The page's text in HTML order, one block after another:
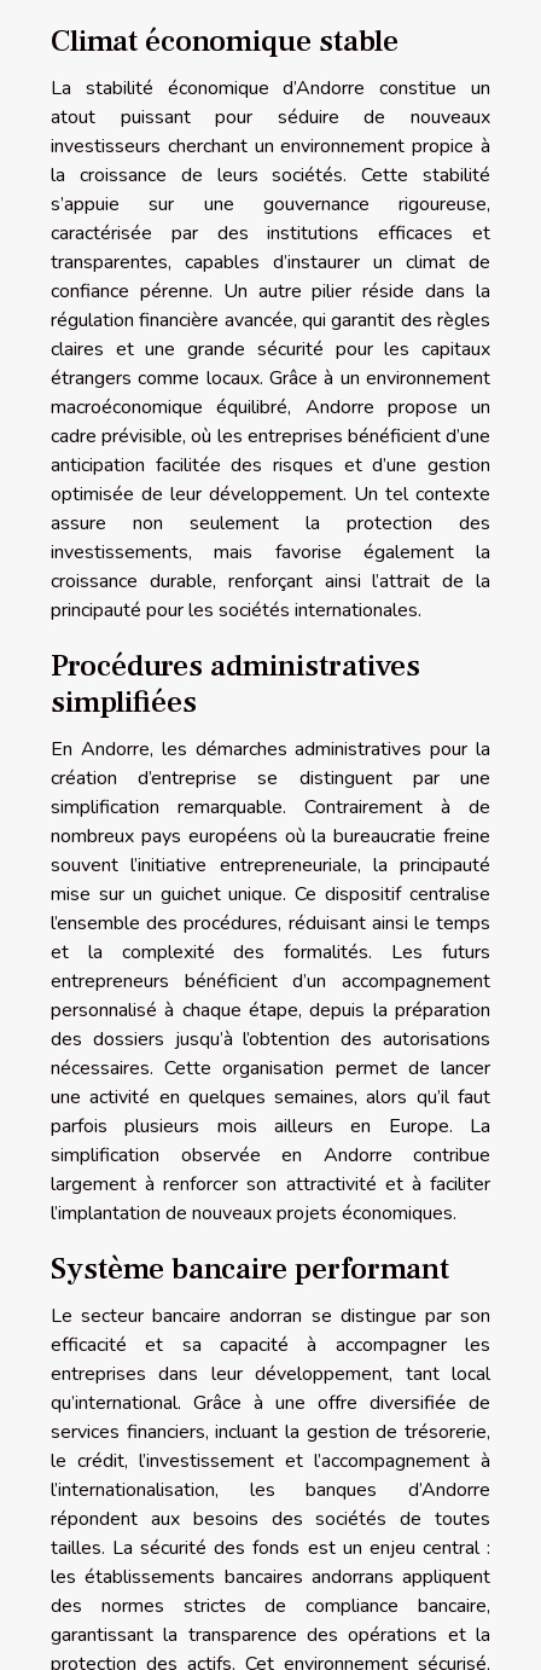
Climat économique stable
La stabilité économique d’Andorre constitue un
atout puissant pour séduire de nouveaux
investisseurs cherchant un environnement propice à
la croissance de leurs sociétés. Cette stabilité
s’appuie sur une gouvernance rigoureuse,
caractérisée par des institutions efficaces et
transparentes, capables d’instaurer un climat de
confiance pérenne. Un autre pilier réside dans la
régulation financière avancée, qui garantit des règles
claires et une grande sécurité pour les capitaux
étrangers comme locaux. Grâce à un environnement
macroéconomique équilibré, Andorre propose un
cadre prévisible, où les entreprises bénéficient d’une
anticipation facilitée des risques et d’une gestion
optimisée de leur développement. Un tel contexte
assure non seulement la protection des
investissements, mais favorise également la
croissance durable, renforçant ainsi l’attrait de la
principauté pour les sociétés internationales.
Procédures administratives
simplifiées
En Andorre, les démarches administratives pour la
création d’entreprise se distinguent par une
simplification remarquable. Contrairement à de
nombreux pays européens où la bureaucratie freine
souvent l’initiative entrepreneuriale, la principauté
mise sur un guichet unique. Ce dispositif centralise
l’ensemble des procédures, réduisant ainsi le temps
et la complexité des formalités. Les futurs
entrepreneurs bénéficient d’un accompagnement
personnalisé à chaque étape, depuis la préparation
des dossiers jusqu’à l’obtention des autorisations
nécessaires. Cette organisation permet de lancer
une activité en quelques semaines, alors qu’il faut
parfois plusieurs mois ailleurs en Europe. La
simplification observée en Andorre contribue
largement à renforcer son attractivité et à faciliter
l’implantation de nouveaux projets économiques.
Système bancaire performant
Le secteur bancaire andorran se distingue par son
efficacité et sa capacité à accompagner les
entreprises dans leur développement, tant local
qu’international. Grâce à une offre diversifiée de
services financiers, incluant la gestion de trésorerie,
le crédit, l’investissement et l’accompagnement à
l’internationalisation, les banques d’Andorre
répondent aux besoins des sociétés de toutes
tailles. La sécurité des fonds est un enjeu central :
les établissements bancaires andorrans appliquent
des normes strictes de compliance bancaire,
garantissant la transparence des opérations et la
protection des actifs. Cet environnement sécurisé,